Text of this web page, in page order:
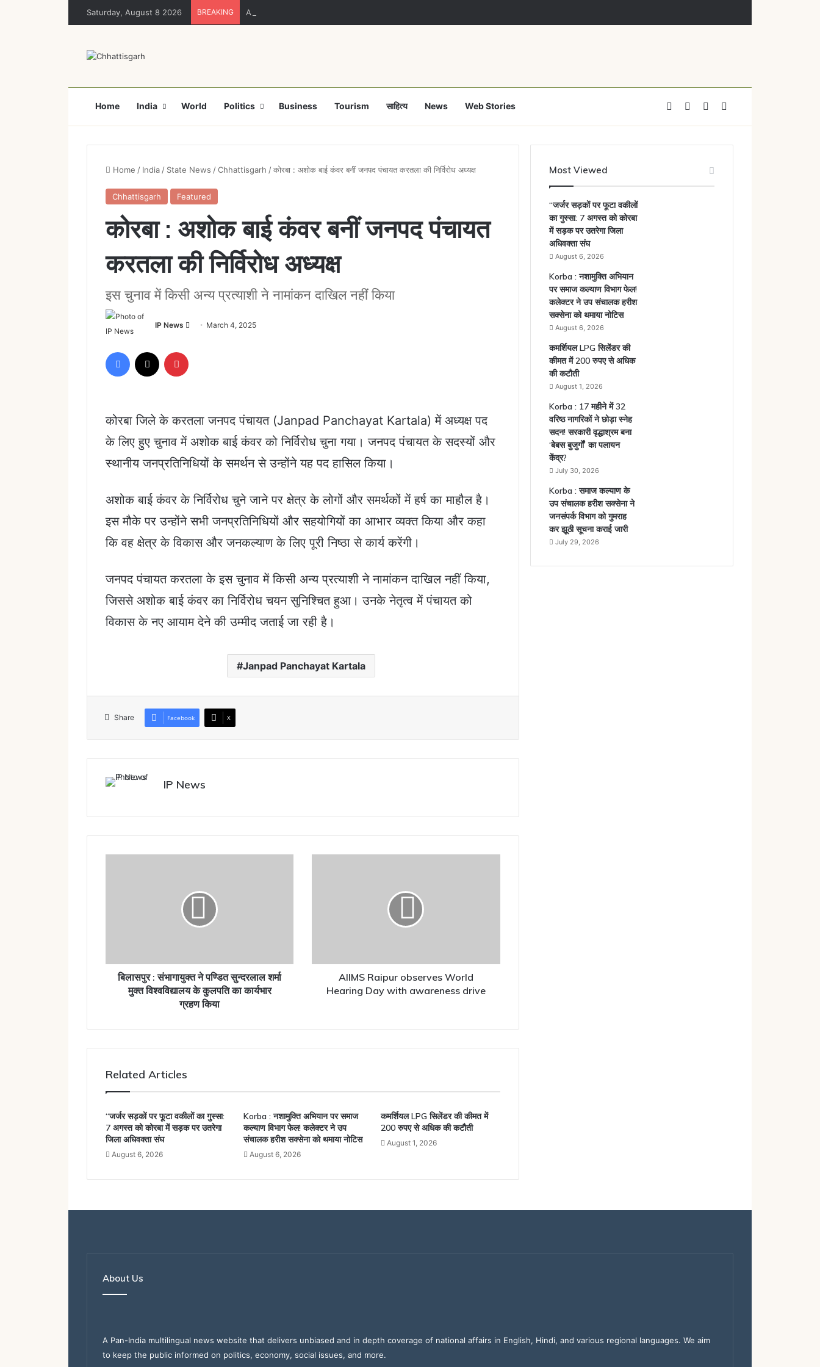
Saturday, August 8 2026 BREAKING Ahead of proposed strike, Haryana Energy Minister Anil Vij says talks with employees underway
Home India World Politics Business Tourism साहित्य News Web Stories Facebook YouTube
Home / India / State News /Chhattisgarh /कोरबा : अशोक बाई कंवर बनीं जनपद पंचायत करतला की निर्विरोध अध्यक्ष
Chhattisgarh Featured
कोरबा : अशोक बाई कंवर बनीं जनपद पंचायत
करतला की निर्विरोध अध्यक्ष
इस चुनाव में किसी अन्य प्रत्याशी ने नामांकन दाखिल नहीं किया
IP News March 4, 2025
Facebook
कोरबा जिले के करतला जनपद पंचायत (Janpad Panchayat Kartala) में अध्यक्ष पद
के लिए हुए चुनाव में अशोक बाई कंवर को निर्विरोध चुना गया। जनपद पंचायत के सदस्यों और
स्थानीय जनप्रतिनिधियों के समर्थन से उन्होंने यह पद हासिल किया।
अशोक बाई कंवर के निर्विरोध चुने जाने पर क्षेत्र के लोगों और समर्थकों में हर्ष का माहौल है।
इस मौके पर उन्होंने सभी जनप्रतिनिधियों और सहयोगियों का आभार व्यक्त किया और कहा
कि वह क्षेत्र के विकास और जनकल्याण के लिए पूरी निष्ठा से कार्य करेंगी।
जनपद पंचायत करतला के इस चुनाव में किसी अन्य प्रत्याशी ने नामांकन दाखिल नहीं किया,
जिससे अशोक बाई कंवर का निर्विरोध चयन सुनिश्चित हुआ। उनके नेतृत्व में पंचायत को
विकास के नए आयाम देने की उम्मीद जताई जा रही है।
Janpad Panchayat Kartala
Share Facebook X
IP News
विश्वविद्यालय
बिलासपुर : संभागायुक्त ने पण्डित सुन्दरलाल शर्मा
मुक्त विश्वविद्यालय के कुलपति का कार्यभार
ग्रहण किया
drive
AIIMS Raipur observes World
Hearing Day with awareness drive
Related Articles
“जर्जर सड़कों पर फूटा वकीलों का गुस्सा:
7 अगस्त को कोरबा में सड़क पर उतरेगा
जिला अधिवक्ता संघ
August 6, 2026
Korba : नशामुक्ति अभियान पर समाज
कल्याण विभाग फेल! कलेक्टर ने उप
संचालक हरीश सक्सेना को थमाया नोटिस
August 6, 2026
कमर्शियल LPG सिलेंडर की कीमत में
200 रुपए से अधिक की कटौती
August 1, 2026
Most Viewed
“जर्जर सड़कों पर फूटा वकीलों
का गुस्सा: 7 अगस्त को कोरबा
में सड़क पर उतरेगा जिला
अधिवक्ता संघ
August 6, 2026
Korba : नशामुक्ति अभियान
पर समाज कल्याण विभाग फेल!
कलेक्टर ने उप संचालक हरीश
सक्सेना को थमाया नोटिस
August 6, 2026
कमर्शियल LPG सिलेंडर की
कीमत में 200 रुपए से अधिक
की कटौती
August 1, 2026
Korba : 17 महीने में 32
वरिष्ठ नागरिकों ने छोड़ा स्नेह
सदन! सरकारी वृद्धाश्रम बना
‘बेबस बुजुर्गों’ का पलायन
केंद्र?
July 30, 2026
Korba : समाज कल्याण के
उप संचालक हरीश सक्सेना ने
जनसंपर्क विभाग को गुमराह
कर झूठी सूचना कराई जारी
July 29, 2026
About Us
A Pan-India multilingual news website that delivers unbiased and in depth coverage of national affairs in English, Hindi, and various regional languages. We aim
to keep the public informed on politics, economy, social issues, and more.